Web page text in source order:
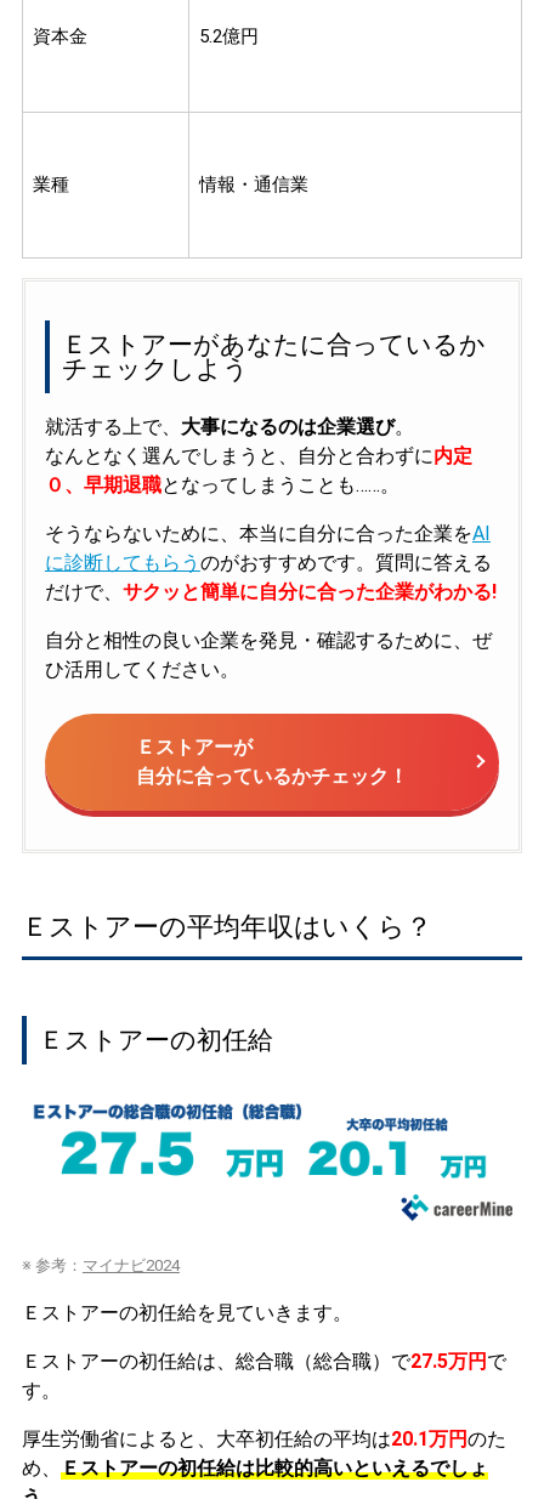
資本金 5.2億円
業種 情報・通信業
Ｅストアーがあなたに合っているか
チェックしよう
就活する上で、 大事になるのは企業選び。
なんとなく選んでしまうと、自分と合わずに内定
０、早期退職となってしまうことも……。
そうならないために、本当に自分に合った企業をAI
に診断してもらう のがおすすめです。質問に答える
だけで、 サクッと簡単に自分に合った企業がわかる!
自分と相性の良い企業を発見・確認するために、ぜ
ひ活用してください。
Ｅストアーが
自分に合っているかチェック！
Ｅストアーの平均年収はいくら？
Ｅストアーの初任給
※ 参考： マイナビ2024
Ｅストアーの初任給を見ていきます。
Ｅストアーの初任給は、総合職（総合職）で27.5万円 で
す。
厚生労働省によると、大卒初任給の平均は20.1万円のた
め、 Ｅストアーの初任給は比較的高いといえるでしょ